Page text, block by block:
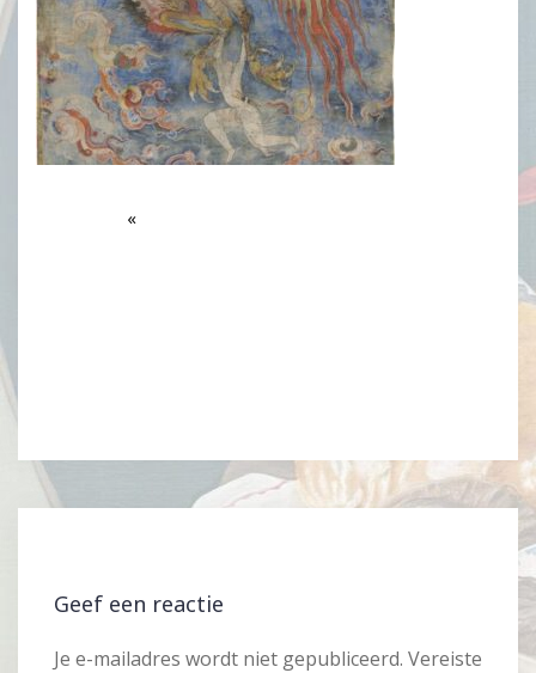
Geef een reactie
Je e-mailadres wordt niet gepubliceerd. Vereiste